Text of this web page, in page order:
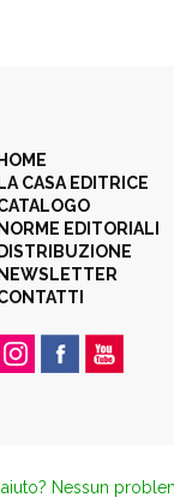
HOME
LA CASA EDITRICE
NORME EDITORIALI
DISTRIBUZIONE
NEWSLETTER
Nessun